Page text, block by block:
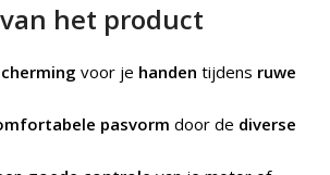
het product
voor je handen tijdens ruwe
pasvorm door de diverse